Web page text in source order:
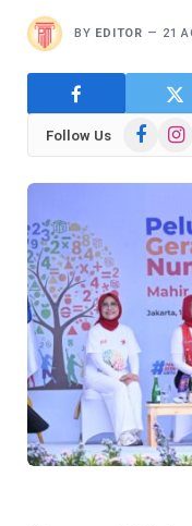
BY EDITOR 21
Follow Us Facebook